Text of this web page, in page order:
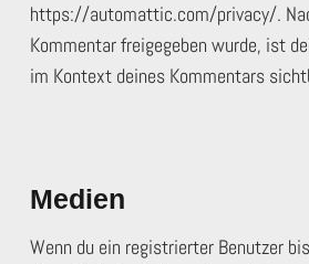
https://automattic.com/privacy/.
Kommentar freigegeben wurde, ist
im Kontext deines Kommentars
Medien
Wenn du ein registrierter Benutzer